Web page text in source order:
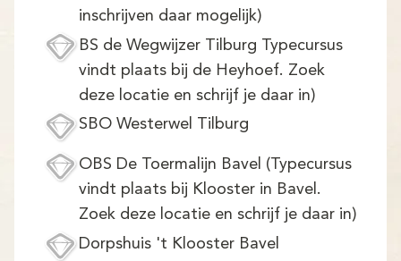
inschrijven daar mogelijk)
BS de Wegwijzer Tilburg Typecursus
vindt plaats bij de Heyhoef. Zoek
deze locatie en schrijf je daar in)
SBO Westerwel Tilburg
OBS De Toermalijn Bavel (Typecursus
vindt plaats bij Klooster in Bavel.
Zoek deze locatie en schrijf je daar in)
Dorpshuis 't Klooster Bavel